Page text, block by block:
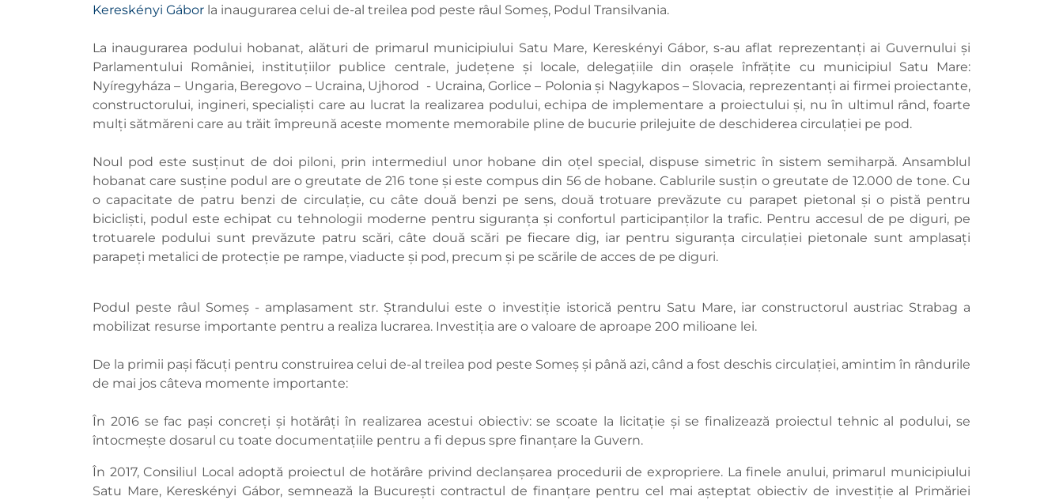
Kereskényi Gábor la inaugurarea celui de-al treilea pod peste râul Someș, Podul Transilvania.
La inaugurarea podului hobanat, alături de primarul municipiului Satu Mare, Kereskényi Gábor, s-au aflat reprezentanți ai Guvernului și
Parlamentului României, instituțiilor publice centrale, județene și locale, delegațiile din orașele înfrățite cu municipiul Satu Mare:
Nyíregyháza – Ungaria, Beregovo – Ucraina, Ujhorod - Ucraina, Gorlice – Polonia și Nagykapos – Slovacia, reprezentanți ai firmei proiectante,
constructorului, ingineri, specialiști care au lucrat la realizarea podului, echipa de implementare a proiectului și, nu în ultimul rând, foarte
mulți sătmăreni care au trăit împreună aceste momente memorabile pline de bucurie prilejuite de deschiderea circulației pe pod.
Noul pod este susținut de doi piloni, prin intermediul unor hobane din oțel special, dispuse simetric în sistem semiharpă. Ansamblul
hobanat care susține podul are o greutate de 216 tone și este compus din 56 de hobane. Cablurile susțin o greutate de 12.000 de tone. Cu
o capacitate de patru benzi de circulație, cu câte două benzi pe sens, două trotuare prevăzute cu parapet pietonal și o pistă pentru
bicicliști, podul este echipat cu tehnologii moderne pentru siguranța și confortul participanților la trafic. Pentru accesul de pe diguri, pe
trotuarele podului sunt prevăzute patru scări, câte două scări pe fiecare dig, iar pentru siguranța circulației pietonale sunt amplasați
parapeți metalici de protecție pe rampe, viaducte și pod, precum și pe scările de acces de pe diguri.
Podul peste râul Someș - amplasament str. Ștrandului este o investiție istorică pentru Satu Mare, iar constructorul austriac Strabag a
mobilizat resurse importante pentru a realiza lucrarea. Investiția are o valoare de aproape 200 milioane lei.
De la primii pași făcuți pentru construirea celui de-al treilea pod peste Someș și până azi, când a fost deschis circulației, amintim în rândurile
de mai jos câteva momente importante:
În 2016 se fac pași concreți și hotărâți în realizarea acestui obiectiv: se scoate la licitație și se finalizează proiectul tehnic al podului, se
întocmește dosarul cu toate documentațiile pentru a fi depus spre finanțare la Guvern.
În 2017, Consiliul Local adoptă proiectul de hotărâre privind declanșarea procedurii de expropriere. La finele anului, primarul municipiului
Satu Mare, Kereskényi Gábor, semnează la București contractul de finanțare pentru cel mai așteptat obiectiv de investiție al Primăriei